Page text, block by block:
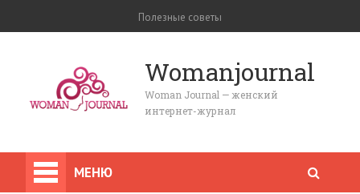
Полезные советы
Womanjournal
Woman Journal — женский
интернет-журнал
МЕНЮ